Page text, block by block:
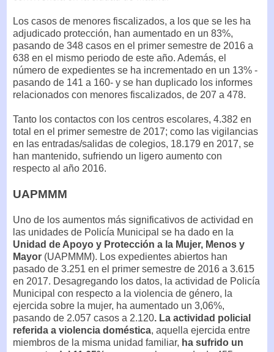
Los casos de menores fiscalizados, a los que se les ha
adjudicado protección, han aumentado en un 83%,
pasando de 348 casos en el primer semestre de 2016 a
638 en el mismo periodo de este año. Además, el
número de expedientes se ha incrementado en un 13% -
pasando de 141 a 160- y se han duplicado los informes
relacionados con menores fiscalizados, de 207 a 478.
Tanto los contactos con los centros escolares, 4.382 en
total en el primer semestre de 2017; como las vigilancias
en las entradas/salidas de colegios, 18.179 en 2017, se
han mantenido, sufriendo un ligero aumento con
respecto al año 2016.
UAPMMM
Uno de los aumentos más significativos de actividad en
las unidades de Policía Municipal se ha dado en la
Unidad de Apoyo y Protección a la Mujer, Menos y
Mayor (UAPMMM). Los expedientes abiertos han
pasado de 3.251 en el primer semestre de 2016 a 3.615
en 2017. Desagregando los datos, la actividad de Policía
Municipal con respecto a la violencia de género, la
ejercida sobre la mujer, ha aumentado un 3,06%,
pasando de 2.057 casos a 2.120. La actividad policial
referida a violencia doméstica, aquella ejercida entre
miembros de la misma unidad familiar, ha sufrido un